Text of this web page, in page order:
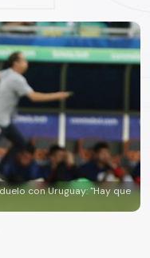
con Uruguay: "Hay que